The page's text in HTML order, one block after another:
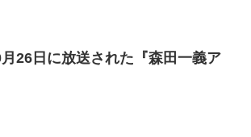
26日に放送された『森田一義ア